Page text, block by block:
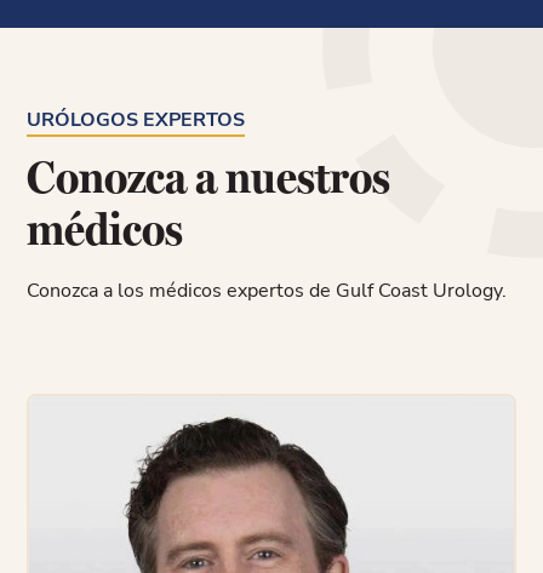
URÓLOGOS EXPERTOS
Conozca a nuestros
médicos
Conozca a los médicos expertos de Gulf Coast Urology.